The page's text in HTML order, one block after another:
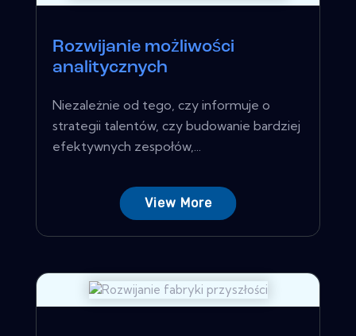
Rozwijanie możliwości
analitycznych
Niezależnie od tego, czy informuje o
strategii talentów, czy budowanie bardziej
efektywnych zespołów,...
View More